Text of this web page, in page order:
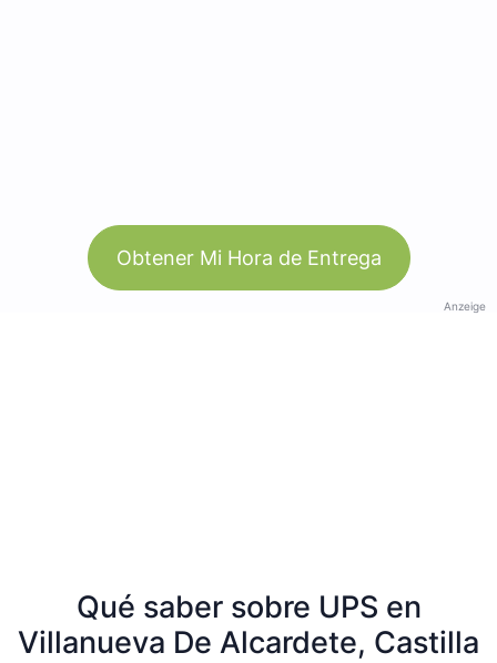
Obtener Mi Hora de Entrega
Anzeige
Qué saber sobre UPS en
Villanueva De Alcardete, Castilla